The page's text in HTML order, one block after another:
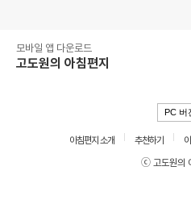
모바일 앱 다운로드
고도원의 아침편지
PC 버
아침편지 소개 추천하기
ⓒ 고도원의